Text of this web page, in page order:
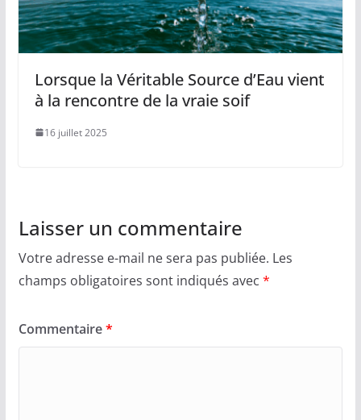
Lorsque la Véritable Source d’Eau vient
à la rencontre de la vraie soif
16 juillet 2025
Laisser un commentaire
Votre adresse e-mail ne sera pas publiée. Les
champs obligatoires sont indiqués avec *
Commentaire*